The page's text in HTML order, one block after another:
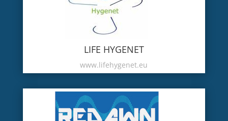
LIFE HYGENET
www.lifehygenet.eu